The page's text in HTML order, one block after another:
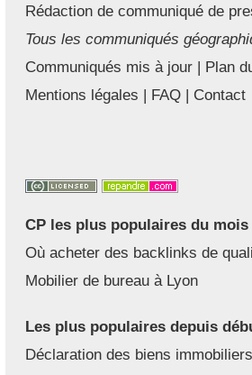
Rédaction de communiqué de
Tous les communiqués
Communiqués mis à jour | Plan
Mentions légales | FAQ | Contact
CP les plus populaires du mois
Où acheter des backlinks de
Mobilier de bureau à Lyon
Les plus populaires depuis
Déclaration des biens